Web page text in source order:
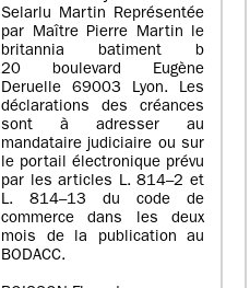
Selarlu Martin Représentée
par Maître Pierre Martin le
britannia batiment b
20 boulevard Eugène
Deruelle 69003 Lyon. Les
déclarations des créances
sont à adresser au
mandataire judiciaire ou sur
le portail électronique prévu
par les articles L. 814–2 et
L. 814–13 du code de
commerce dans les deux
mois de la publication au
BODACC.